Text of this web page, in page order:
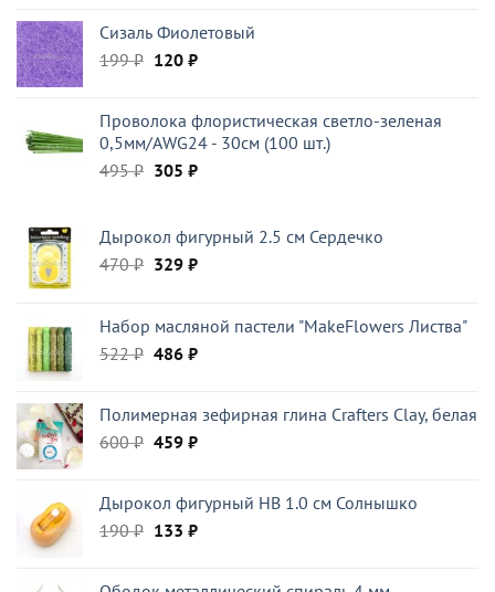
190 ₽.
Сизаль Фиолетовый
199₽ Первоначальная
199 ₽.
120 ₽Текущая
Проволока флористическая светло-зеленая
0,5мм/AWG24 - 30см (100 шт.)
495₽ Первоначальная
495 ₽.
305 ₽Текущая
Дырокол фигурный 2.5 см Сердечко
470₽ Первоначальная
470 ₽.
329 ₽Текущая
Набор масляной пастели "MakeFlowers Листва"
522₽ Первоначальная
522 ₽.
486 ₽Текущая
Полимерная зефирная глина Crafters Clay, белая
600₽ Первоначальная
600 ₽.
459 ₽Текущая
Дырокол фигурный HB 1.0 см Солнышко
190₽ Первоначальная
133 ₽Текущая